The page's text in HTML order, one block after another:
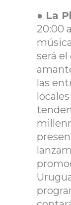
● La
20:00
será el
las